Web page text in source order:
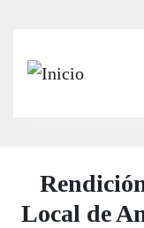
Local de